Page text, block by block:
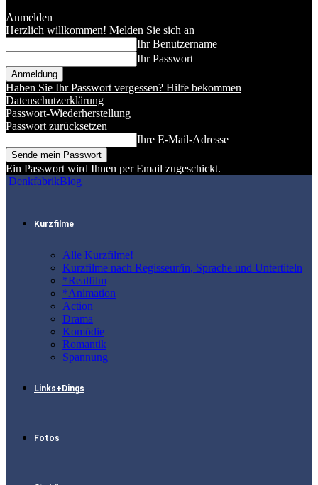
Anmelden
Herzlich willkommen! Melden Sie sich an
Ihr Benutzername
Ihr Passwort
Haben Sie Ihr Passwort vergessen? Hilfe bekommen
Datenschutzerklärung
Passwort-Wiederherstellung
Passwort zurücksetzen
Ihre E-Mail-Adresse
Ein Passwort wird Ihnen per Email zugeschickt.
DenkfabrikBlog
Kurzfilme
Alle Kurzfilme!
Kurzfilme nach Regisseur/in, Sprache und Untertiteln
*Realfilm
*Animation
Action
Drama
Komödie
Romantik
Spannung
Links+Dings
Fotos